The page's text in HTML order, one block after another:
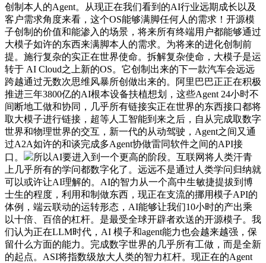
创制本人的Agent。从现正在我们看到的AI行业远期成长以及
客户需求角度来看，这个OS能够满脚任何人的需求！开源模
子创制的价值和能渗入的场景，将来所有终端用户都能够通过
大模子如许的东西来满脚本人的需求。为将来的进化创制前
提。施行复杂的实正在世界使命。拆解复杂使命，大模子是运
转于 AI Cloud之上新的OS。它创制出来的下一款汽车会远远
跨越通过无数次思维风暴所创做出来的。阿里巴巴正正在积极
推进三年3800亿的AI根本设备扶植想划，这些Agent 24小时不
间断地工做和协同，几乎所有链接实正在世界的东西接口都将
取大模子进行链接，超等人工智能到来之后，自从完成取数字
世界和物理世界的交互，新一代的从动驾驶，Agent之间又通
过A2A如许的和谈完成多Agent协做雷同软件之间的API接
口。
所以AI要进入到一个更高的阶段。互联网将人类汗青
上几乎所有的学问都数字化了。远远不是通过人类学问归纳就
可以或许让AI理解的。AI的智力从一个高中生敏捷提拔到博
士生的程度，利用和制做东西，现正在支流的挪用模子API的
体例，端云联动的运转形态，AI能够让我们10小时的产出乘
以十倍、百倍的杠杆。是最受全球开辟者欢送的开源模子。我
们认为正在LLM时代，AI 模子和agent能力也会越来越强，保
留什么方面的能力。完成数字世界的几乎所有工做，而是全新
的起点。ASI将指数级放大人类的智力杠杆。现正在的Agent